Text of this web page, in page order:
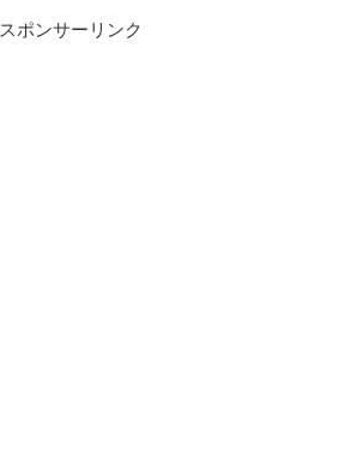
スポンサーリンク